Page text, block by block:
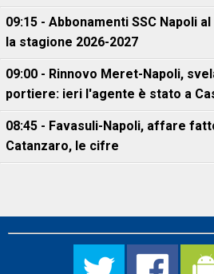
09:15 - Abbonamenti SSC Napoli
la stagione 2026-2027
09:00 - Rinnovo Meret-Napoli,
portiere: ieri l'agente è stato a
08:45 - Favasuli-Napoli, affare
Catanzaro, le cifre